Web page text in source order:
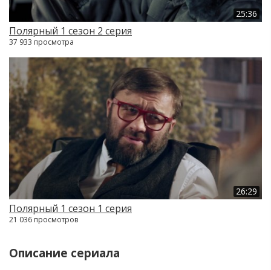
25:36
Полярный 1 сезон 2 серия
37 933 просмотра
26:29
Полярный 1 сезон 1 серия
21 036 просмотров
Описание сериала